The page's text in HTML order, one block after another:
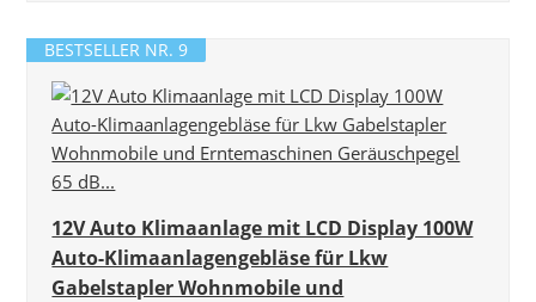
BESTSELLER NR. 9
12V Auto Klimaanlage mit LCD Display 100W
Auto-Klimaanlagengebläse für Lkw
Gabelstapler Wohnmobile und